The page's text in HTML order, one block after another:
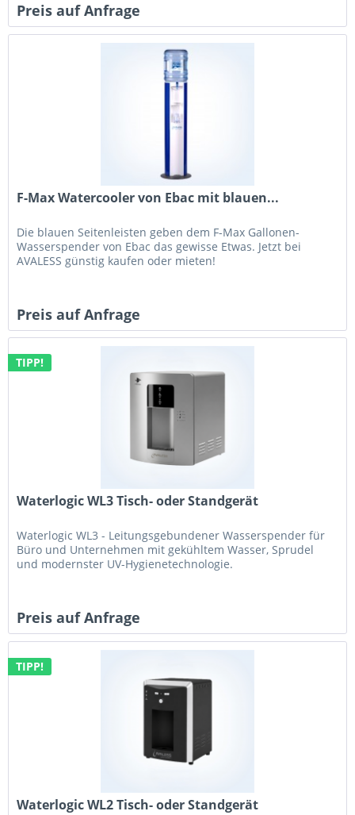
Preis auf Anfrage
F-Max Watercooler von Ebac mit blauen...
Die blauen Seitenleisten geben dem F-Max Gallonen-
Wasserspender von Ebac das gewisse Etwas. Jetzt bei
AVALESS günstig kaufen oder mieten!
Preis auf Anfrage
TIPP!
Waterlogic WL3 Tisch- oder Standgerät
Waterlogic WL3 - Leitungsgebundener Wasserspender für
Büro und Unternehmen mit gekühltem Wasser, Sprudel
und modernster UV-Hygienetechnologie.
Preis auf Anfrage
TIPP!
Waterlogic WL2 Tisch- oder Standgerät